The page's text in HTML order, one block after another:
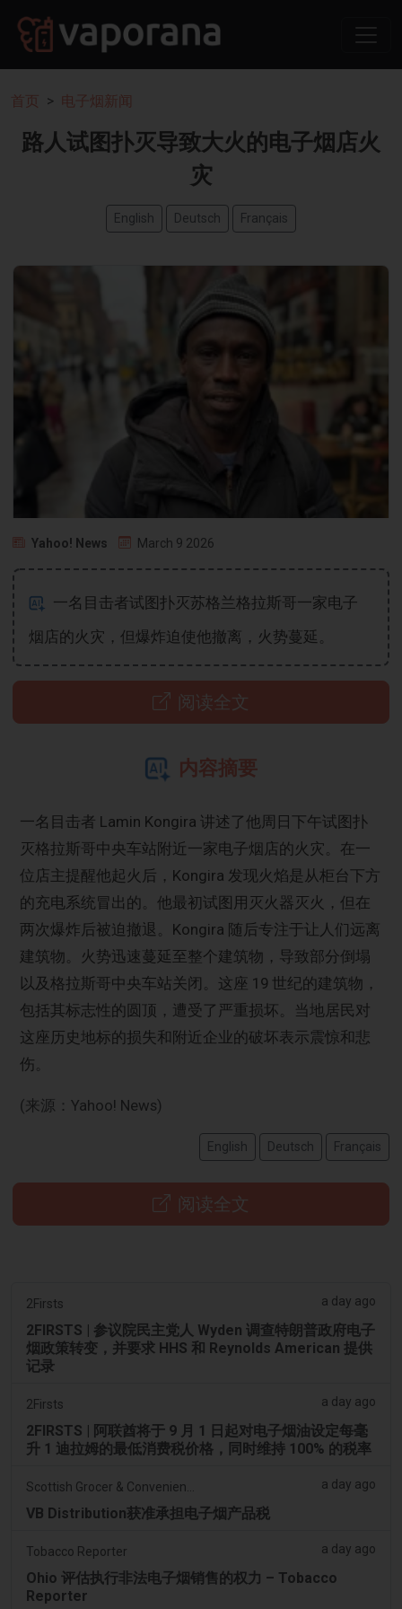
首页 电子烟新闻
路人试图扑灭导致大火的电子烟店火
灾
English Deutsch Français
Yahoo! News March 9 2026
一名目击者试图扑灭苏格兰格拉斯哥一家电子
烟店的火灾，但爆炸迫使他撤离，火势蔓延。
阅读全文
内容摘要
一名目击者 Lamin Kongira 讲述了他周日下午试图扑
灭格拉斯哥中央车站附近一家电子烟店的火灾。在一
位店主提醒他起火后，Kongira 发现火焰是从柜台下方
的充电系统冒出的。他最初试图用灭火器灭火，但在
两次爆炸后被迫撤退。Kongira 随后专注于让人们远离
建筑物。火势迅速蔓延至整个建筑物，导致部分倒塌
以及格拉斯哥中央车站关闭。这座 19 世纪的建筑物，
包括其标志性的圆顶，遭受了严重损坏。当地居民对
这座历史地标的损失和附近企业的破坏表示震惊和悲
伤。
(来源：Yahoo! News)
English Deutsch Français
阅读全文
2Firsts a day ago
2FIRSTS | 参议院民主党人 Wyden 调查特朗普政府电子
烟政策转变，并要求 HHS 和 Reynolds American 提供
记录
2Firsts a day ago
2FIRSTS | 阿联酋将于 9 月 1 日起对电子烟油设定每毫
升 1 迪拉姆的最低消费税价格，同时维持 100% 的税率
a day ago
VB Distribution获准承担电子烟产品税
Tobacco Reporter a day ago
Ohio 评估执行非法电子烟销售的权力 – Tobacco
Reporter